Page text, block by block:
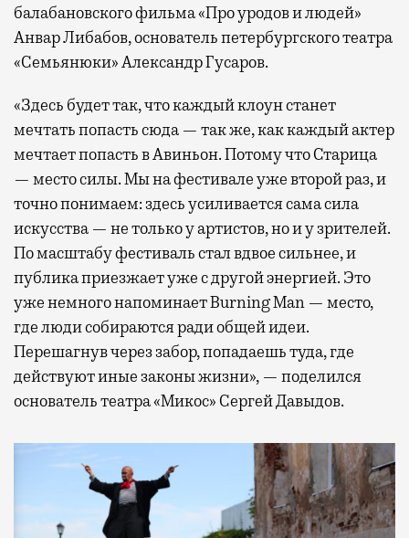
балабановского фильма «Про уродов и людей»
Анвар Либабов, основатель петербургского театра
«Семьянюки» Александр Гусаров.
«Здесь будет так, что каждый клоун станет
мечтать попасть сюда — так же, как каждый актер
мечтает попасть в Авиньон. Потому что Старица
— место силы. Мы на фестивале уже второй раз, и
точно понимаем: здесь усиливается сама сила
искусства — не только у артистов, но и у зрителей.
По масштабу фестиваль стал вдвое сильнее, и
публика приезжает уже с другой энергией. Это
уже немного напоминает Burning Man — место,
где люди собираются ради общей идеи.
Перешагнув через забор, попадаешь туда, где
действуют иные законы жизни», — поделился
основатель театра «Микос» Сергей Давыдов.